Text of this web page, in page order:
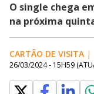
O single chega
na próxima
CARTÃO DE VISITA |
26/03/2024 - 15H59